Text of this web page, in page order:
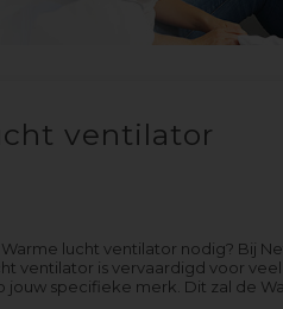
ventilator
lucht ventilator nodig? Bij
ventilator is vervaardigd voor
jouw specifieke merk. Dit zal de